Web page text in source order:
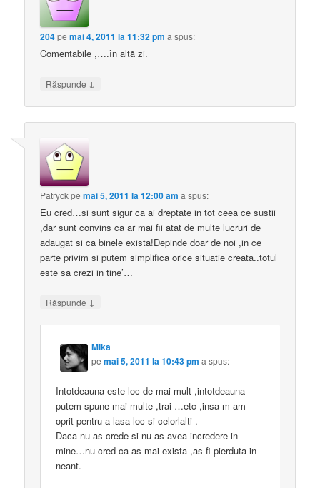
204pemai 4, 2011 la 11:32 pm a spus:
Comentabile ,….în altă zi.
Răspunde ↓
Patryckpemai 5, 2011 la 12:00 am a spus:
Eu cred…si sunt sigur ca ai dreptate in tot ceea ce sustii
,dar sunt convins ca ar mai fii atat de multe lucruri de
adaugat si ca binele exista!Depinde doar de noi ,in ce
parte privim si putem simplifica orice situatie creata..totul
este sa crezi in tine’…
Răspunde ↓
Mika
pemai 5, 2011 la 10:43 pm a spus:
Intotdeauna este loc de mai mult ,intotdeauna
putem spune mai multe ,trai …etc ,insa m-am
oprit pentru a lasa loc si celorlalti .
Daca nu as crede si nu as avea incredere in
mine…nu cred ca as mai exista ,as fi pierduta in
neant.